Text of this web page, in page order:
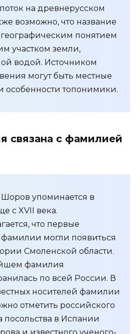
на древнерусском
возможно, что название
географическим понятием
участком земли,
водой. Источником
могут быть местные
особенности топонимики.
связана с фамилией
упоминается в
с XVII века.
что первые
могли появиться
Смоленской области.
фамилия
по всей России. В
носителей фамилии
отметить российского
посольства в Испании
и известного ученого-